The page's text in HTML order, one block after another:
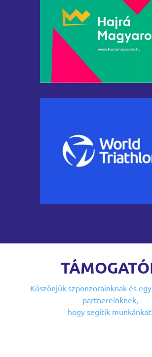
Köszönjük szponzorainknakés
partnereinknek,
hogy segítik munkánkat!